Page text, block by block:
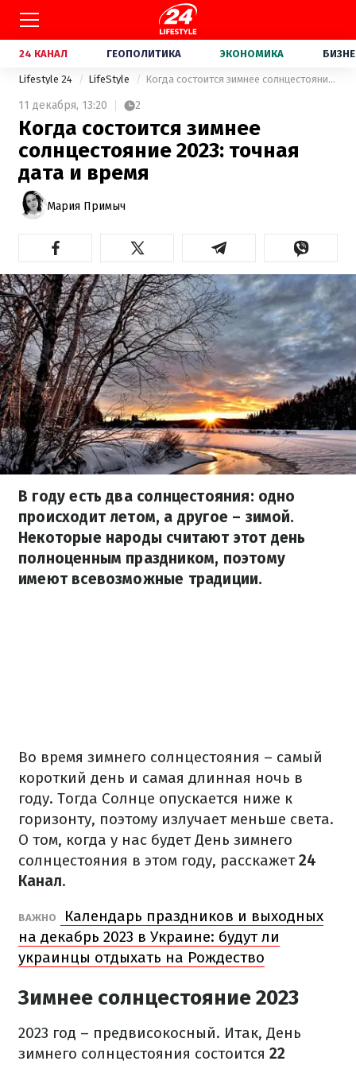
24 КАНАЛ ГЕОПОЛИТИКА ЭКОНОМИКА
Lifestyle 24 LifeStyle Когда состоится зимнее солнцестояние 2023: точная дата и время
11 декабря, 13:20 2
Когда состоится зимнее
солнцестояние 2023: точная
дата и время
Мария Примыч
В году есть два солнцестояния: одно
происходит летом, а другое – зимой.
Некоторые народы считают этот день
полноценным праздником, поэтому
имеют всевозможные традиции.
Во время зимнего солнцестояния – самый
короткий день и самая длинная ночь в
году. Тогда Солнце опускается ниже к
горизонту, поэтому излучает меньше света.
О том, когда у нас будет День зимнего
солнцестояния в этом году, расскажет24
Канал.
ВАЖНО
Календарь праздников и выходных
на декабрь 2023 в Украине: будут ли
украинцы отдыхать на Рождество
Зимнее солнцестояние 2023
2023 год – предвисокосный. Итак, День
зимнего солнцестояния состоится 22